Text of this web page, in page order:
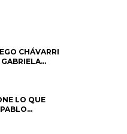
CHÁVARRI
GABRIELA
SU SALIDA
LO QUE
“UNA
EL